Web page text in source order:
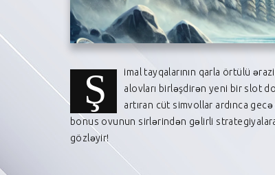
Ş
imal tayqalarının qarla örtülü
alovları birləşdirən yeni bir slot
artıran cüt simvollar ardınca
bonus ovunun sirlərindən gəlirli
gözləyir!